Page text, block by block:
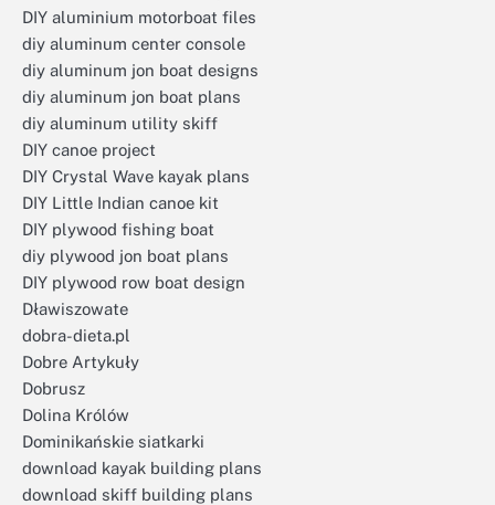
DIY aluminium motorboat files
diy aluminum center console
diy aluminum jon boat designs
diy aluminum jon boat plans
diy aluminum utility skiff
DIY canoe project
DIY Crystal Wave kayak plans
DIY Little Indian canoe kit
DIY plywood fishing boat
diy plywood jon boat plans
DIY plywood row boat design
Dławiszowate
dobra-dieta.pl
Dobre Artykuły
Dobrusz
Dolina Królów
Dominikańskie siatkarki
download kayak building plans
download skiff building plans